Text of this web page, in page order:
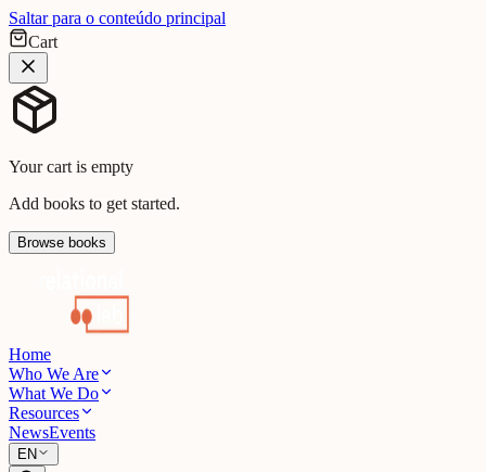
Saltar para o conteúdo principal
Cart
Your cart is empty
Add books to get started.
Browse books
Home
Who We Are
What We Do
Resources
NewsEvents
EN